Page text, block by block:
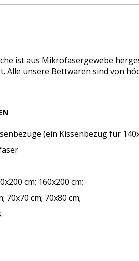
ist aus Mikrofasergewebe
Alle unsere Bettwaren sind von
(ein Kissenbezug für
cm; 160x200 cm;
70x70 cm; 70x80 cm;